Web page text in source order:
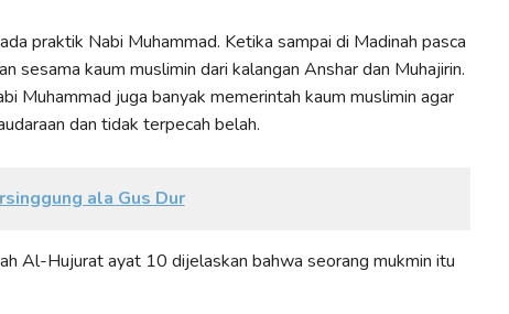
praktik Nabi Muhammad. Ketika sampai di Madinah pasca
sesama kaum muslimin dari kalangan Anshar dan Muhajirin.
Muhammad juga banyak memerintah kaum muslimin agar
dan tidak terpecah belah.
ala Gus Dur
Al-Hujurat ayat 10 dijelaskan bahwa seorang mukmin itu